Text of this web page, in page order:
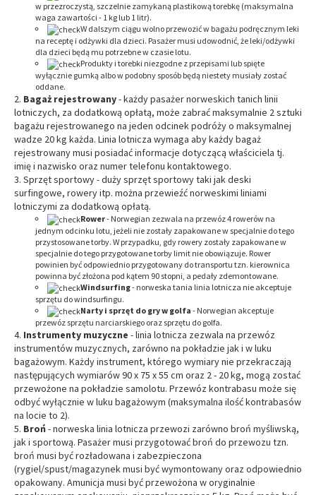
w przezroczystą, szczelnie zamykaną plastikową torebkę (maksymalna
waga zawartości - 1 kg lub 1 litr).
W dalszym ciągu wolno przewozić w bagażu podręcznym leki
na receptę i odżywki dla dzieci. Pasażer musi udowodnić, że leki/odżywki
dla dzieci będą mu potrzebne w czasie lotu.
Produkty i torebki niezgodne z przepisami lub spięte
wyłącznie gumką albo w podobny sposób będą niestety musiały zostać
oddane.
Bagaż rejestrowany- każdy pasażer norweskich tanich linii
lotniczych, za dodatkową opłatą, może zabrać maksymalnie 2 sztuki
bagażu rejestrowanego na jeden odcinek podróży o maksymalnej
wadze 20 kg każda. Linia lotnicza wymaga aby każdy bagaż
rejestrowany musi posiadać informacje dotyczącą właściciela tj.
imię i nazwisko oraz numer telefonu kontaktowego.
Sprzęt sportowy - duży sprzęt sportowy taki jak deski
surfingowe, rowery itp. można przewieźć norweskimi liniami
lotniczymi za dodatkową opłatą.
Rower- Norwegian zezwala na przewóz 4 rowerów na
jednym odcinku lotu, jeżeli nie zostały zapakowane w specjalnie do tego
przystosowane torby. W przypadku, gdy rowery zostały zapakowane w
specjalnie do tego przygotowane torby limit nie obowiązuje. Rower
powinien być odpowiednio przygotowany do transportu tzn. kierownica
powinna być złożona pod kątem 90 stopni, a pedały zdemontowane.
Windsurfing- norweska tania linia lotnicza nie akceptuje
sprzętu do windsurfingu.
Narty i sprzęt do gry w golfa - Norwegian akceptuje
przewóz sprzętu narciarskiego oraz sprzętu do golfa.
Instrumenty muzyczne - linia lotnicza zezwala na przewóz
instrumentów muzycznych, zarówno na pokładzie jak i w luku
bagażowym. Każdy instrument, którego wymiary nie przekraczają
następujących wymiarów 90 x 75 x 55 cm oraz 2 - 20 kg, mogą zostać
przewożone na pokładzie samolotu. Przewóz kontrabasu może się
odbyć wyłącznie w luku bagażowym (maksymalna ilość kontrabasów
na locie to 2).
Broń- norweska linia lotnicza przewozi zarówno broń myśliwską,
jak i sportową. Pasażer musi przygotować broń do przewozu tzn.
broń musi być rozładowana i zabezpieczona
(rygiel/spust/magazynek musi być wymontowany oraz odpowiednio
opakowany. Amunicja musi być przewożona w oryginalnie